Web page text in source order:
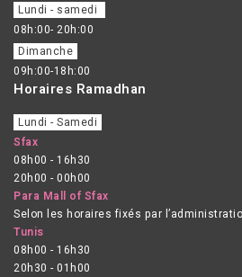
Lundi - samedi
08h:00- 20h:00
Dimanche
09h:00-18h:00
Horaires Ramadhan
Lundi - Samedi
Sfax
08h00 - 16h30
20h00 - 00h00
Para Mall of Sfax
Selon les horaires fixés par
Tunis
08h00 - 16h30
20h30 - 01h00